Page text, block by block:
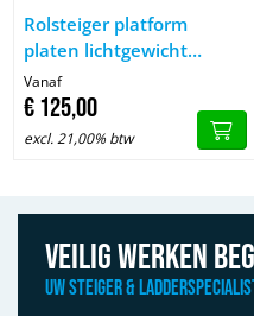
Afbeelding Rolsteiger
Rolsteiger platform
platen lichtgewicht
carbon
Vanaf
€125,00
excl. 21,00% btw
Veilig werken
Uw Steiger &